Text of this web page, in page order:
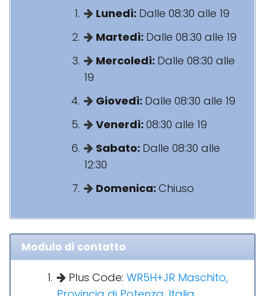
Lunedì: Dalle 08:30 alle 19
Martedì: Dalle 08:30 alle 19
Mercoledì: Dalle 08:30 alle
19
Giovedì: Dalle 08:30 alle 19
Venerdì: 08:30 alle 19
Sabato: Dalle 08:30 alle
12:30
Domenica: Chiuso
Modulo di contatto
Plus Code: WR5H+JR Maschito,